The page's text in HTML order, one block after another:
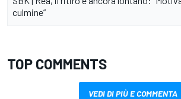
culmine”
TOP COMMENTS
VEDI DI PIÙ E COMMENTA